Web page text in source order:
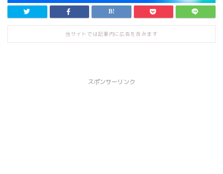
当サイトでは記事内に広告を含みます
スポンサーリンク